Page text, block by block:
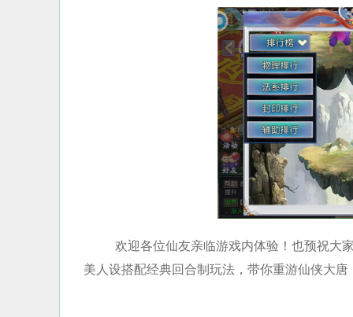
欢迎各位仙友亲临游戏内体验！也预祝大
美人设搭配经典回合制玩法，带你重游仙侠大